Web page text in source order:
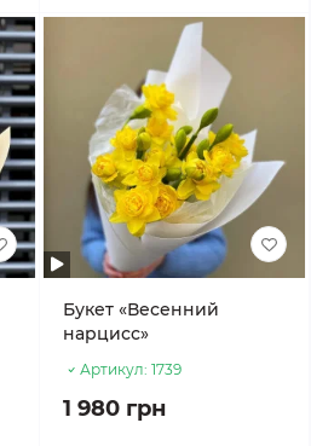
Букет «Весенний
нарцисс»
Артикул: 1739
1 980 грн